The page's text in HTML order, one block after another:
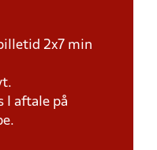
2x7 min
I aftale på